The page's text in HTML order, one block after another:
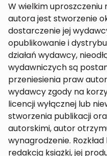
W wielkim uproszczeniu
autora jest stworzenie
dostarczenie jej
opublikowanie i
działań wydawcy,
wydawniczych są
przeniesienia praw
wydawcy zgody na
licencji wyłącznej lub
stworzenia publikacji
autorskimi, autor
wynagrodzenie.
redakcją książki, jej